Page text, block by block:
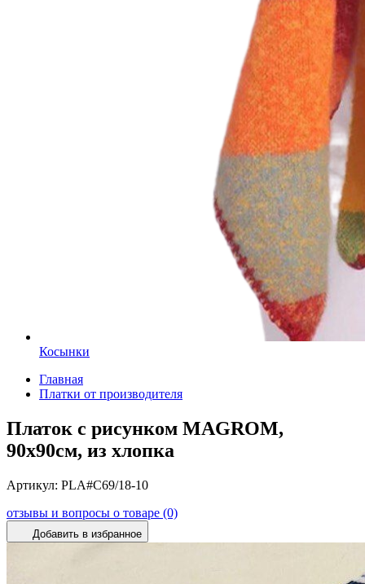
Косынки
Главная
Платки от производителя
Платок с рисунком MAGROM,
90х90см, из хлопка
Артикул: PLA#C69/18-10
отзывы и вопросы о товаре (0)
Добавить в избранное